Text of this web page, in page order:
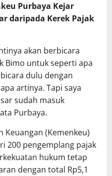
Purbaya Kejar
daripada Kerek Pajak
akan berbicara
Bimo untuk seperti apa
dulu dengan
artinya. Tapi saya
sudah masuk
Purbaya.
Keuangan (Kemenkeu)
200 pengemplang pajak
hukum tetap
dengan total Rp5,1